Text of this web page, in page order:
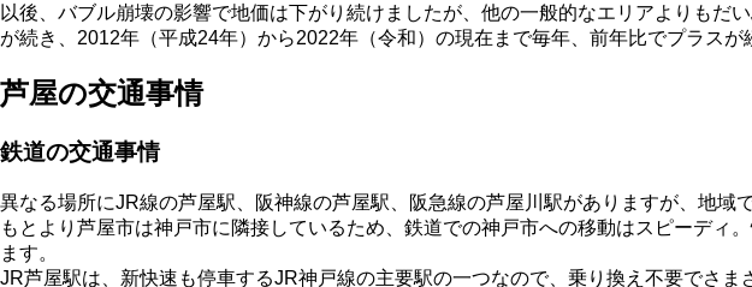
以後、バブル崩壊の影響で地価は下がり続けましたが、他の一般的なエリアよりも
が続き、2012年（平成24年）から2022年（令和）の現在まで毎年、前年比でプラスが
芦屋の交通事情
鉄道の交通事情
異なる場所にJR線の芦屋駅、阪神線の芦屋駅、阪急線の芦屋川駅がありますが、地域
もとより芦屋市は神戸市に隣接しているため、鉄道での神戸市への移動はスピーデ
ます。
JR芦屋駅は、新快速も停車するJR神戸線の主要駅の一つなので、乗り換え不要でさ